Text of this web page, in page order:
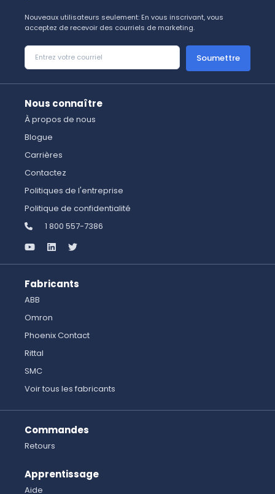
Nouveaux utilisateurs seulement: En vous inscrivant, vous
acceptez de recevoir des courriels de marketing.
Soumettre
Nous connaître
À propos de nous
Blogue
Carrières
Contactez
Politiques de l'entreprise
Politique de confidentialité
1 800 557-7386
Fabricants
ABB
Omron
Phoenix Contact
Rittal
SMC
Voir tous les fabricants
Commandes
Retours
Apprentissage
Aide